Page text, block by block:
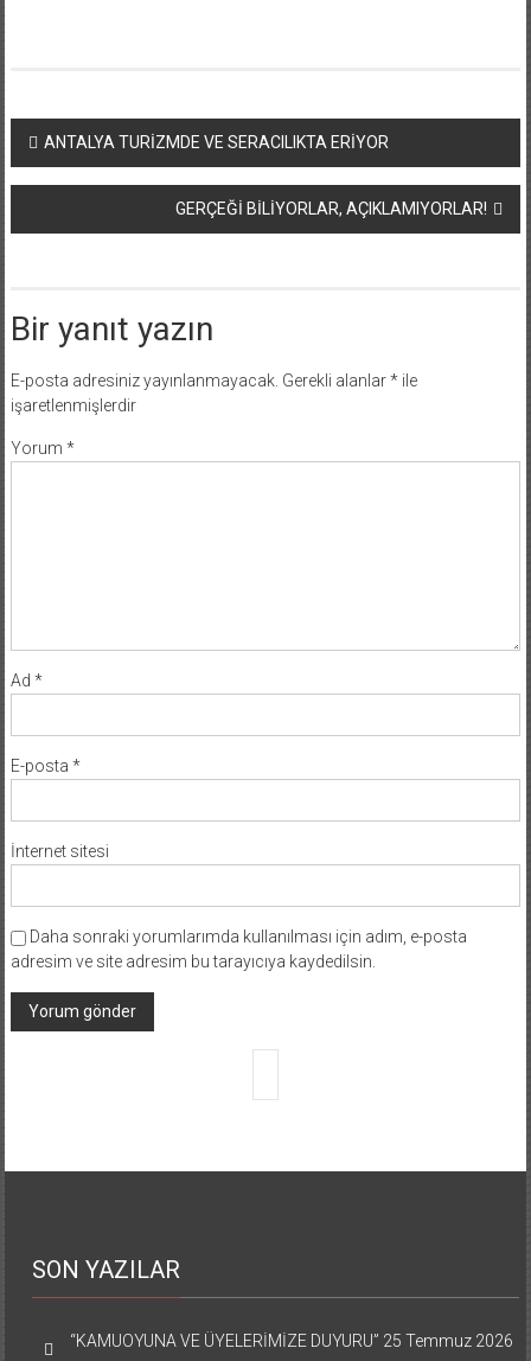
Yazı
dolaşımı
ANTALYA TURİZMDE VE SERACILIKTA ERİYOR
GERÇEĞİ BİLİYORLAR, AÇIKLAMIYORLAR!
Bir yanıt yazın
E-posta adresiniz yayınlanmayacak. Gerekli alanlar*ile
işaretlenmişlerdir
Yorum *
Ad *
E-posta *
İnternet sitesi
Daha sonraki yorumlarımda kullanılması için adım, e-posta
adresim ve site adresim bu tarayıcıya kaydedilsin.
SON YAZILAR
“KAMUOYUNA VE ÜYELERİMİZE DUYURU” 25 Temmuz 2026